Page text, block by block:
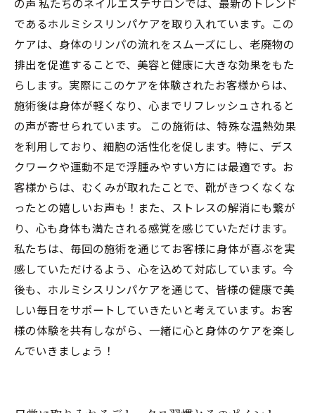
であるホルミシスリンパケアを取り入れています。この
ケアは、身体のリンパの流れをスムーズにし、老廃物の
排出を促進することで、美容と健康に大きな効果をもた
らします。実際にこのケアを体験されたお客様からは、
施術後は身体が軽くなり、心までリフレッシュされると
の声が寄せられています。 この施術は、特殊な温熱効果
を利用しており、細胞の活性化を促します。特に、デス
クワークや運動不足で浮腫みやすい方には最適です。お
客様からは、むくみが取れたことで、靴がきつくなくな
ったとの嬉しいお声も！また、ストレスの解消にも繋が
り、心も身体も満たされる感覚を感じていただけます。
私たちは、毎回の施術を通じてお客様に身体が喜ぶを実
感していただけるよう、心を込めて対応しています。今
後も、ホルミシスリンパケアを通じて、皆様の健康で美
しい毎日をサポートしていきたいと考えています。お客
様の体験を共有しながら、一緒に心と身体のケアを楽し
んでいきましょう！